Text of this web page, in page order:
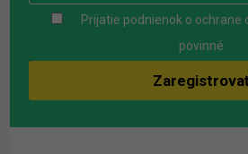
Prijatie podnienok o ochrane
povinné